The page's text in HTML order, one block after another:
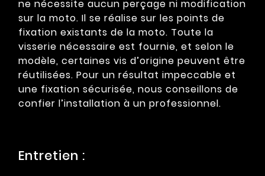
ne nécessite aucun perçage ni modification
sur la moto. Il se réalise sur les points de
fixation existants de la moto. Toute la
visserie nécessaire est fournie, et selon le
modèle, certaines vis d’origine peuvent être
réutilisées. Pour un résultat impeccable et
une fixation sécurisée, nous conseillons de
confier l’installation à un professionnel.
Entretien :